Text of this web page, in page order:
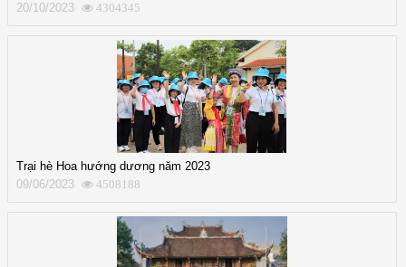
20/10/2023
4304345
Trại hè Hoa hướng dương năm 2023
09/06/2023
4508188